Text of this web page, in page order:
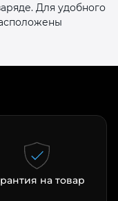
Для удобного
на товар